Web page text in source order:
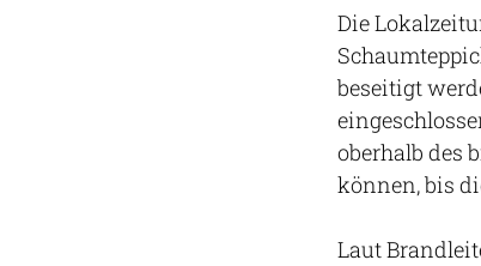
Die
beseitigt
oberhalb des
können, bis
Laut